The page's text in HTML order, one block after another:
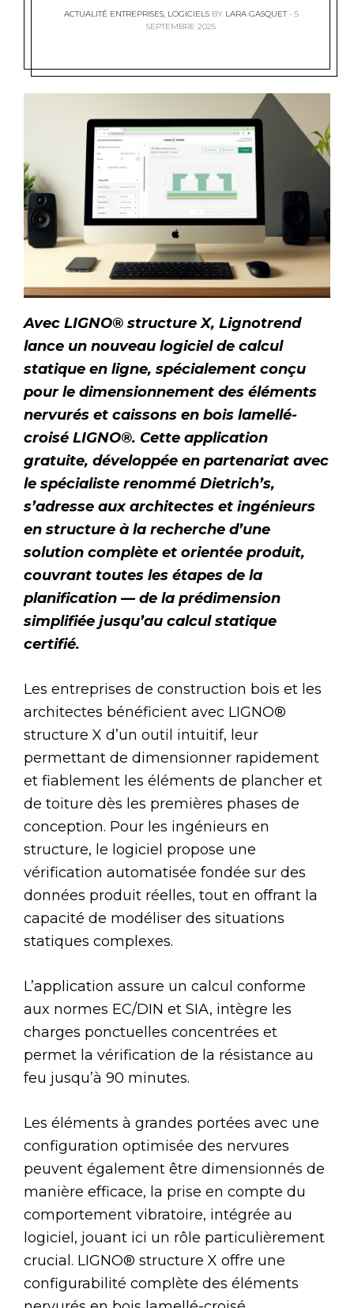
ACTUALITÉ ENTREPRISES, LOGICIELS BY LARA GASQUET
5
SEPTEMBRE 2025
Avec LIGNO® structure X, Lignotrend
lance un nouveau logiciel de calcul
statique en ligne, spécialement conçu
pour le dimensionnement des éléments
nervurés et caissons en bois lamellé-
croisé LIGNO®. Cette application
gratuite, développée en partenariat avec
le spécialiste renommé Dietrich’s,
s’adresse aux architectes et ingénieurs
en structure à la recherche d’une
solution complète et orientée produit,
couvrant toutes les étapes de la
planification — de la prédimension
simplifiée jusqu’au calcul statique
certifié.
Les entreprises de construction bois et les
architectes bénéficient avec LIGNO®
structure X d’un outil intuitif, leur
permettant de dimensionner rapidement
et fiablement les éléments de plancher et
de toiture dès les premières phases de
conception. Pour les ingénieurs en
structure, le logiciel propose une
vérification automatisée fondée sur des
données produit réelles, tout en offrant la
capacité de modéliser des situations
statiques complexes.
L’application assure un calcul conforme
aux normes EC/DIN et SIA, intègre les
charges ponctuelles concentrées et
permet la vérification de la résistance au
feu jusqu’à 90 minutes.
Les éléments à grandes portées avec une
configuration optimisée des nervures
peuvent également être dimensionnés de
manière efficace, la prise en compte du
comportement vibratoire, intégrée au
logiciel, jouant ici un rôle particulièrement
crucial. LIGNO® structure X offre une
configurabilité complète des éléments